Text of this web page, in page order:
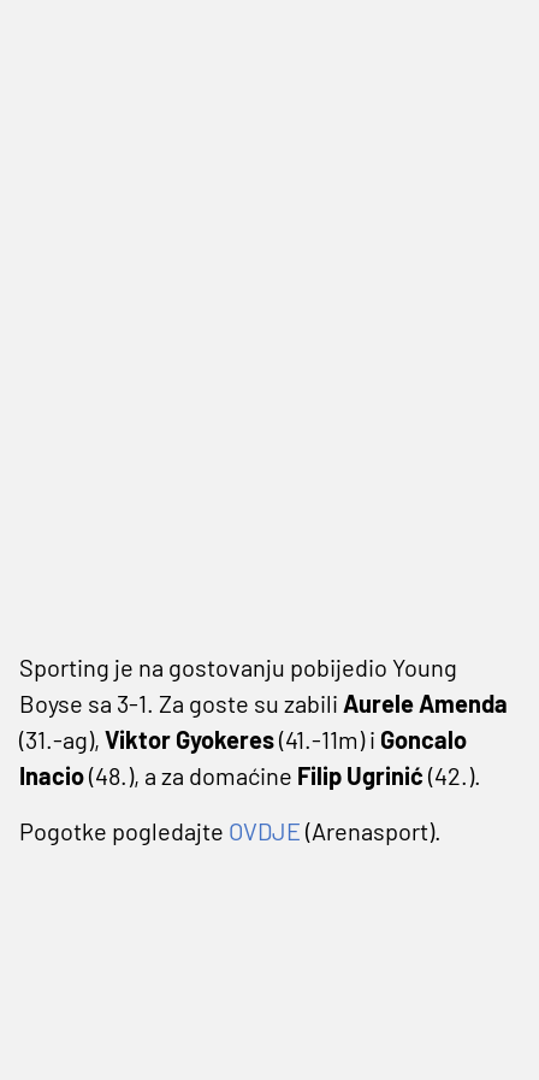
Sporting je na gostovanju pobijedio Young
Boyse sa 3-1. Za goste su zabili Aurele Amenda
(31.-ag), Viktor Gyokeres(41.-11m) i Goncalo
Inacio(48.), a za domaćine Filip Ugrinić (42.).
Pogotke pogledajte OVDJE (Arenasport).